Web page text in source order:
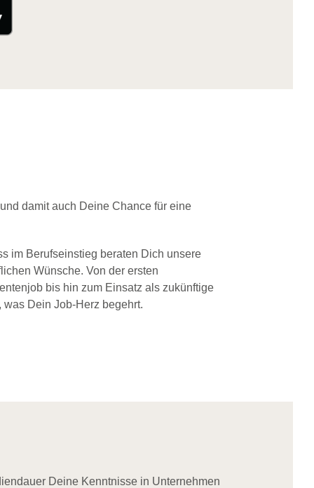
damit auch Deine Chance für eine
im Berufseinstieg beraten Dich unsere
Wünsche. Von der ersten
bis hin zum Einsatz als zukünftige
Dein Job-Herz begehrt.
Deine Kenntnisse in Unternehmen